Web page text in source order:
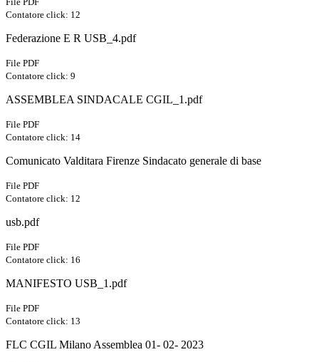
Contatore click: 12
Federazione E R USB_4.pdf
File PDF
Contatore click: 9
ASSEMBLEA SINDACALE CGIL_1.pdf
File PDF
Contatore click: 14
Comunicato Valditara Firenze Sindacato generale di base
File PDF
Contatore click: 12
usb.pdf
File PDF
Contatore click: 16
MANIFESTO USB_1.pdf
File PDF
Contatore click: 13
FLC CGIL Milano Assemblea 01- 02- 2023